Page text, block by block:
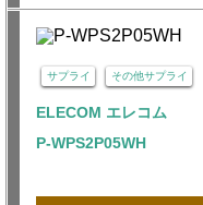
サプライ その他サプライ
ELECOM エレコム
P-WPS2P05WH